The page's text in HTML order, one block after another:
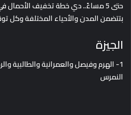
حتى 5 مساءً.. دي خطة تخفيف
بتتضمن المدن والأحياء المختلفة وكل
الجيزة
1- الهرم وفيصل والعمرانية والطالبية
النمرس